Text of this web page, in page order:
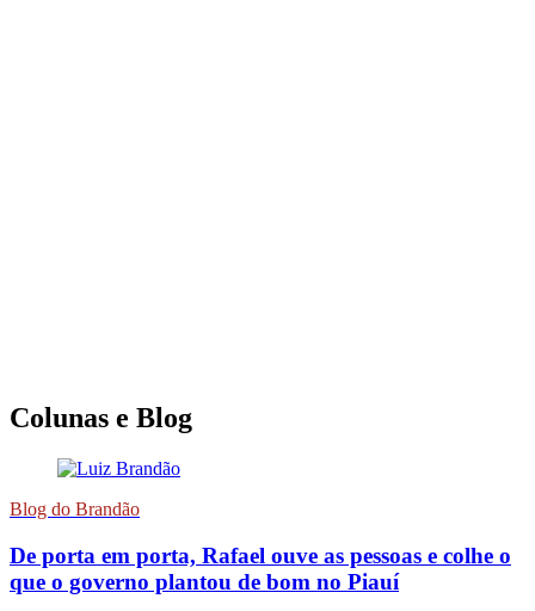
Colunas e Blog
Blog do Brandão
De porta em porta, Rafael ouve as pessoas e colhe o
que o governo plantou de bom no Piauí